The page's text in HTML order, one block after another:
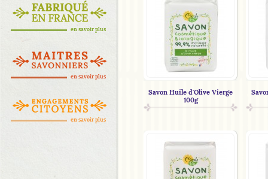
en savoir plus
en savoir plus
en savoir plus
Savon Huile d'Olive Vierge
100g